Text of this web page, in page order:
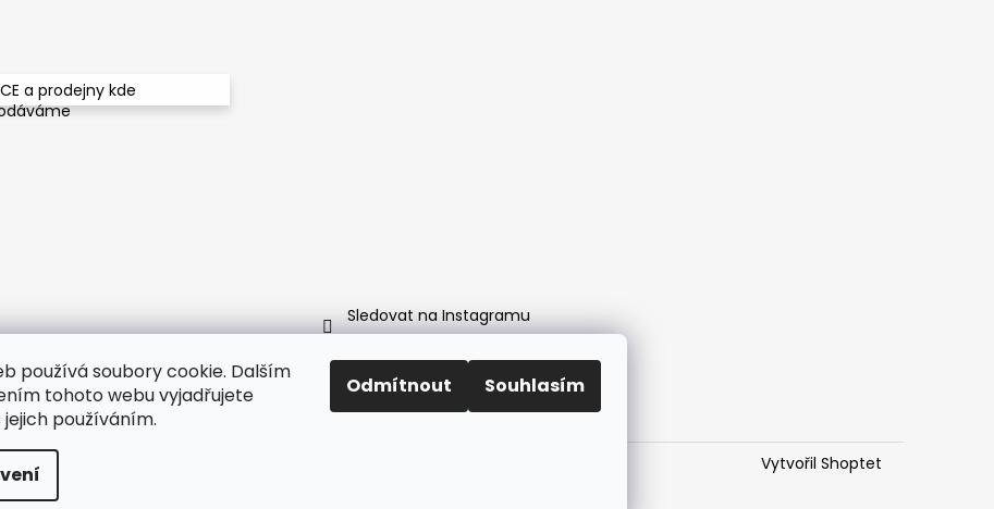
používá soubory cookie. Dalším
tohoto webu vyjadřujete
jejich používáním.
Odmítnout Souhlasím
a prodejny kde
Sledovat na Instagramu
https://www.instagram.com/enveroshop/
Vytvořil Shoptet
vyhrazena.